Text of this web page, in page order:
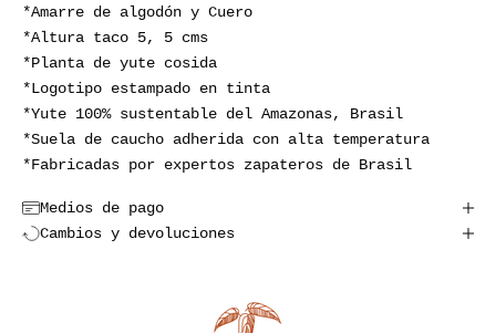
*Amarre de algodón y Cuero
*Altura taco 5, 5 cms
*Planta de yute cosida
*Logotipo estampado en tinta
*Yute 100% sustentable del Amazonas, Brasil
*Suela de caucho adherida con alta temperatura
*Fabricadas por expertos zapateros de Brasil
Medios de pago
Cambios y devoluciones